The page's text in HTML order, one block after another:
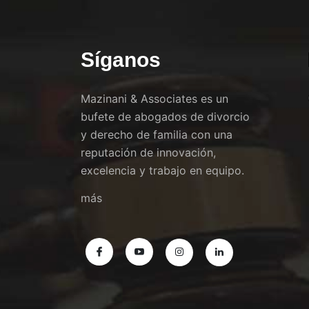
Síganos
Mazinani & Associates es un
bufete de abogados de divorcio
y derecho de familia con una
reputación de innovación,
excelencia y trabajo en equipo.
más